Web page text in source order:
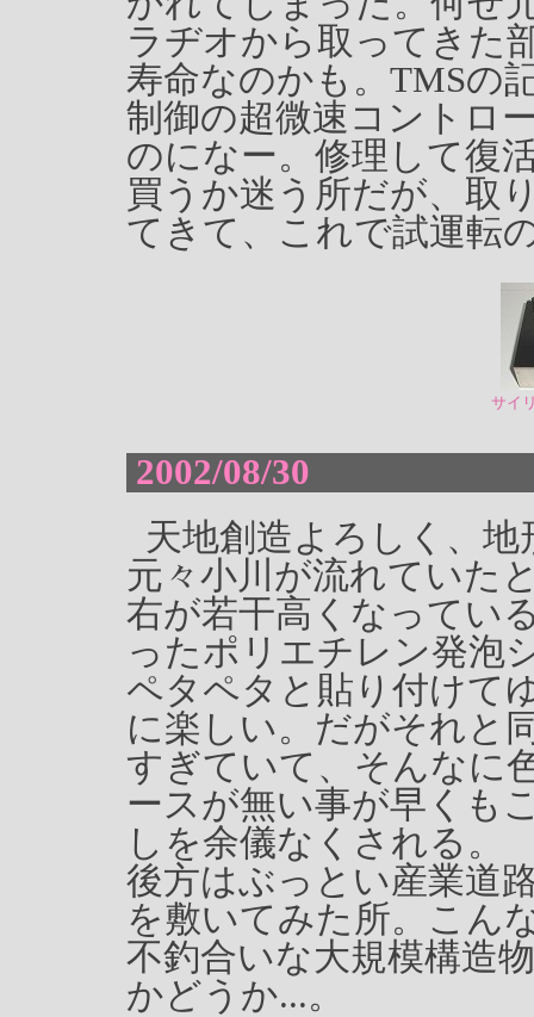
ラヂオから取ってきた
寿命なのかも。TMSの
制御の超微速コントロ
のになー。修理して復
買うか迷う所だが、取
てきて、これで試運転
サイ
2002/08/30
天地創造よろしく、
元々小川が流れていた
右が若干高くなってい
ったポリエチレン発泡
ペタペタと貼り付けて
に楽しい。だがそれと
すぎていて、そんなに
ースが無い事が早くも
しを余儀なくされる。
後方はぶっとい産業道
を敷いてみた所。こん
不釣合いな大規模構造
かどうか...。